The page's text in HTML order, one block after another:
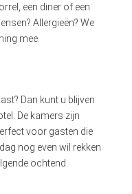
een diner of een
Allergieën? We
mee.
Dan kunt u blijven
De kamers zijn
voor gasten die
nog even wil rekken
ochtend.